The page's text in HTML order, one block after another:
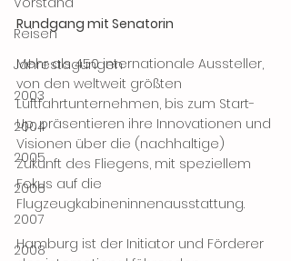
Reisen
Jahrestagungen
2003
2004
2005
2006
2007
2008
Rundgang mit Senatorin
Mehr als 450 internationale Aussteller,
von den weltweit größten
Luftfahrtunternehmen, bis zum Start-
Up, präsentieren ihre Innovationen und
Visionen über die (nachhaltige)
Zukunft des Fliegens, mit speziellem
Fokus auf die
Flugzeugkabineninnenausstattung.
Hamburg ist der Initiator und Förderer